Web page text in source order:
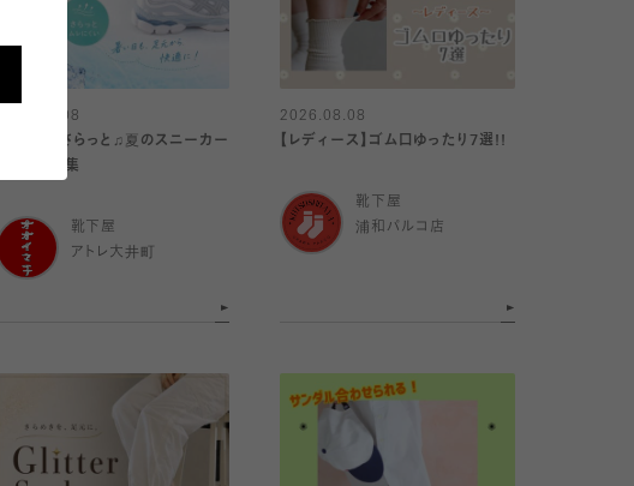
2026.08.08
ひんやり・さらっと♫夏のスニーカー
ソックス特集
靴下屋
アトレ大井町
2026.08.08
【レディース】ゴム口ゆったり7選!!
靴下屋
浦和パルコ店